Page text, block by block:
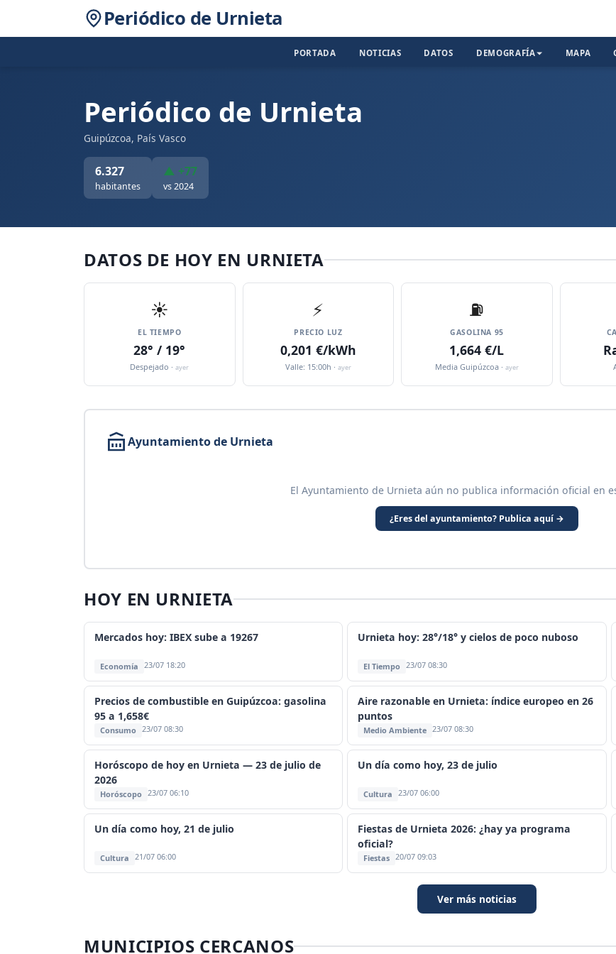
Periódico de Urnieta
PORTADA NOTICIAS DATOS DEMOGRAFÍA MAPA
Periódico de Urnieta
Guipúzcoa, País Vasco
6.327
habitantes
▲ +77
vs 2024
DATOS DE HOY EN URNIETA
☀️
EL TIEMPO
28° / 19°
Despejado ·ayer
⚡
PRECIO LUZ
0,201 €/kWh
Valle: 15:00h · ayer
⛽️
GASOLINA 95
1,664 €/L
Media Guipúzcoa · ayer
Ayuntamiento de Urnieta
El Ayuntamiento de Urnieta aún no publica información oficial en
¿Eres del ayuntamiento? Publica aquí →
HOY EN URNIETA
Mercados hoy: IBEX sube a 19267
Economía 23/07 18:20
Urnieta hoy: 28°/18° y cielos de poco nuboso
El Tiempo 23/07 08:30
Precios de combustible en Guipúzcoa: gasolina
95 a 1,658€
Consumo 23/07 08:30
Aire razonable en Urnieta: índice europeo en 26
puntos
Medio Ambiente 23/07 08:30
Horóscopo de hoy en Urnieta — 23 de julio de
2026
Horóscopo 23/07 06:10
Un día como hoy, 23 de julio
Cultura 23/07 06:00
Un día como hoy, 21 de julio
Cultura 21/07 06:00
Fiestas de Urnieta 2026: ¿hay ya programa
oficial?
Fiestas 20/07 09:03
Ver más noticias
MUNICIPIOS CERCANOS